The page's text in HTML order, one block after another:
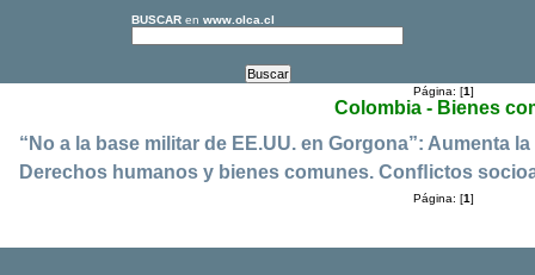
BUSCAR en www.olca.cl
Página: [1]
Colombia - Bienes
“No a la base militar de EE.UU. en Gorgona”: Aumenta
Derechos humanos y bienes comunes. Conﬂictos
Página: [1]